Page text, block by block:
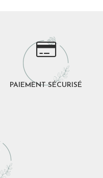
PAIEMENT SÉCURISÉ